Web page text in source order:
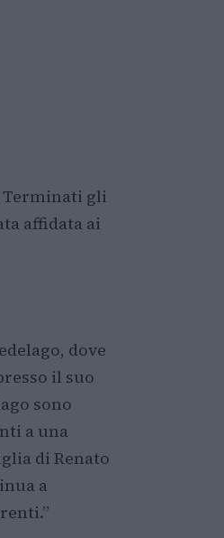
gli
affidata ai
dove
il suo
sono
a una
di Renato
a